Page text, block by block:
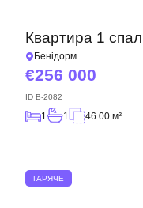
Квартира 1
Бенідорм
256 000
ID B-2082
1 1 46.00 м²
ГАРЯЧЕ